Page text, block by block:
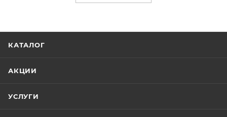
КАТАЛОГ
АКЦИИ
УСЛУГИ